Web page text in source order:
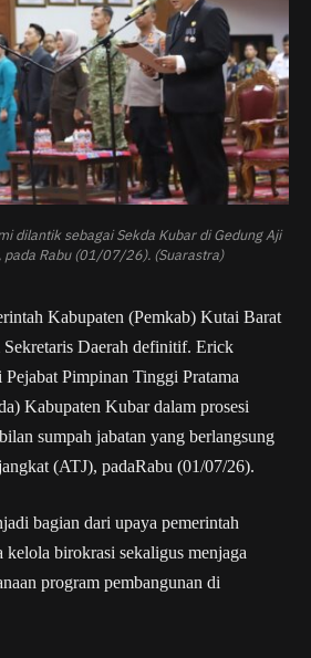
dilantik sebagai Sekda Kubar di Gedung Aji
pada Rabu (01/07/26). (Suarastra)
Kabupaten (Pemkab) Kutai Barat
Daerah definitif. Erick
Pimpinan Tinggi Pratama
Kabupaten Kubar dalam prosesi
sumpah jabatan yang berlangsung
(ATJ), padaRabu (01/07/26).
bagian dari upaya pemerintah
kelola birokrasi sekaligus menjaga
program pembangunan di